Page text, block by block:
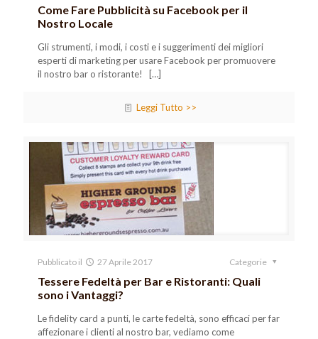
Come Fare Pubblicità su Facebook per il
Nostro Locale
Gli strumenti, i modi, i costi e i suggerimenti dei migliori
esperti di marketing per usare Facebook per promuovere
il nostro bar o ristorante!
[…]
Leggi Tutto >>
Pubblicato il 27 Aprile 2017 Categorie
Tessere Fedeltà per Bar e Ristoranti: Quali
sono i Vantaggi?
Le fidelity card a punti, le carte fedeltà, sono efficaci per far
affezionare i clienti al nostro bar, vediamo come